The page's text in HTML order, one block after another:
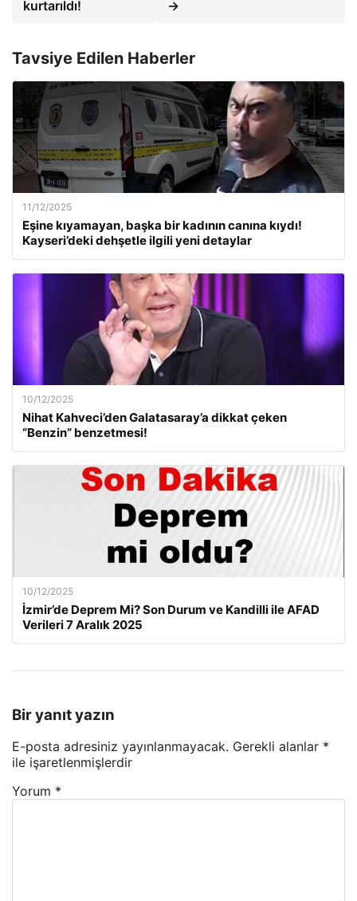
kurtarıldı! →
Tavsiye Edilen Haberler
11/12/2025
Eşine kıyamayan, başka bir kadının canına kıydı!
Kayseri’deki dehşetle ilgili yeni detaylar
10/12/2025
Nihat Kahveci’den Galatasaray’a dikkat çeken
“Benzin” benzetmesi!
10/12/2025
İzmir’de Deprem Mi? Son Durum ve Kandilli ile AFAD
Verileri 7 Aralık 2025
Bir yanıt yazın
E-posta adresiniz yayınlanmayacak. Gerekli alanlar *
ile işaretlenmişlerdir
Yorum *